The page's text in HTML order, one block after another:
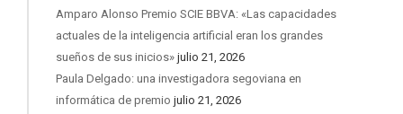
Amparo Alonso Premio SCIE BBVA: «Las capacidades
actuales de la inteligencia artificial eran los grandes
sueños de sus inicios» julio 21, 2026
Paula Delgado: una investigadora segoviana en
informática de premio julio 21, 2026